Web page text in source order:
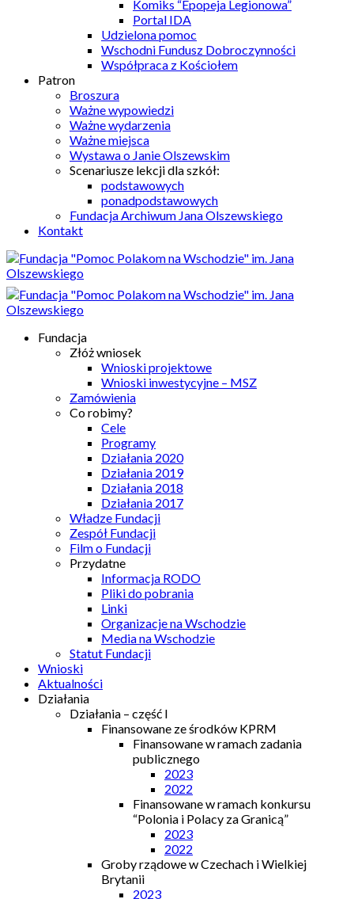
Komiks “Epopeja Legionowa”
Portal IDA
Udzielona pomoc
Wschodni Fundusz Dobroczynności
Współpraca z Kościołem
Patron
Broszura
Ważne wypowiedzi
Ważne wydarzenia
Ważne miejsca
Wystawa o Janie Olszewskim
Scenariusze lekcji dla szkół:
podstawowych
ponadpodstawowych
Fundacja Archiwum Jana Olszewskiego
Kontakt
Fundacja
Złóż wniosek
Wnioski projektowe
Wnioski inwestycyjne – MSZ
Zamówienia
Co robimy?
Cele
Programy
Działania 2020
Działania 2019
Działania 2018
Działania 2017
Władze Fundacji
Zespół Fundacji
Film o Fundacji
Przydatne
Informacja RODO
Pliki do pobrania
Linki
Organizacje na Wschodzie
Media na Wschodzie
Statut Fundacji
Wnioski
Aktualności
Działania
Działania – część I
Finansowane ze środków KPRM
Finansowane w ramach zadania
publicznego
2023
2022
Finansowane w ramach konkursu
“Polonia i Polacy za Granicą”
2023
2022
Groby rządowe w Czechach i Wielkiej
Brytanii
2023